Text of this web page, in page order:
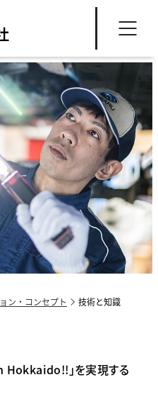
ン・コンセプト 技術と知識
Hokkaido!!」を実現する